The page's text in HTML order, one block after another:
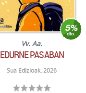
Vv. Aa.
EDURNE PASABAN
Sua Edizioak. 2026